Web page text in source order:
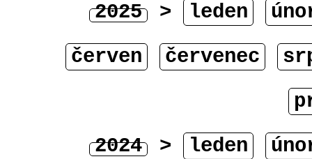
2025 > leden
červen
červenec
2024 > leden